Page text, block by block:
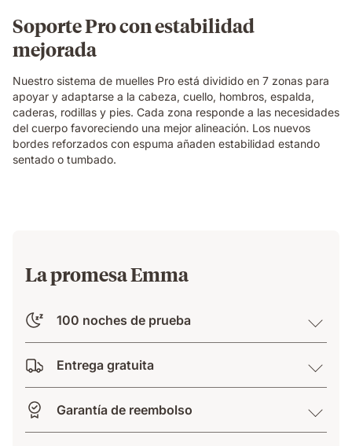
Soporte Pro con estabilidad
mejorada
Nuestro sistema de muelles Pro está dividido en 7 zonas para
apoyar y adaptarse a la cabeza, cuello, hombros, espalda,
caderas, rodillas y pies. Cada zona responde a las necesidades
del cuerpo favoreciendo una mejor alineación. Los nuevos
bordes reforzados con espuma añaden estabilidad estando
sentado o tumbado.
La promesa Emma
100 noches de prueba
Entrega gratuita
Garantía de reembolso